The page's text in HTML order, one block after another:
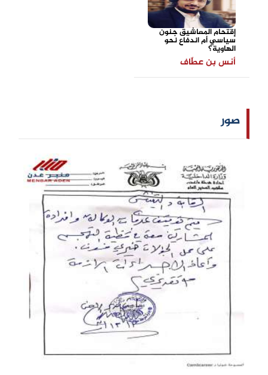
إقتحام المعاشيق جنون
سياسي أم اندفاع نحو
الهاوية؟
أنس بن عطّاف
صور